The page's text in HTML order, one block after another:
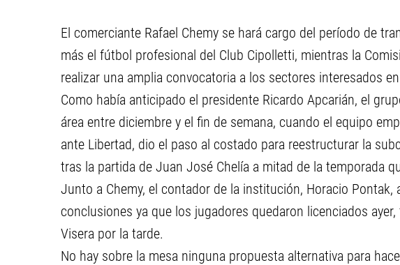
El comerciante Rafael Chemy se hará cargo del período de
más el fútbol profesional del Club Cipolletti, mientras la
realizar una amplia convocatoria a los sectores interesados
Como había anticipado el presidente Ricardo Apcarián, el
área entre diciembre y el fin de semana, cuando el equipo
ante Libertad, dio el paso al costado para reestructurar la
tras la partida de Juan José Chelía a mitad de la temporada
Junto a Chemy, el contador de la institución, Horacio
conclusiones ya que los jugadores quedaron licenciados
Visera por la tarde.
No hay sobre la mesa ninguna propuesta alternativa para